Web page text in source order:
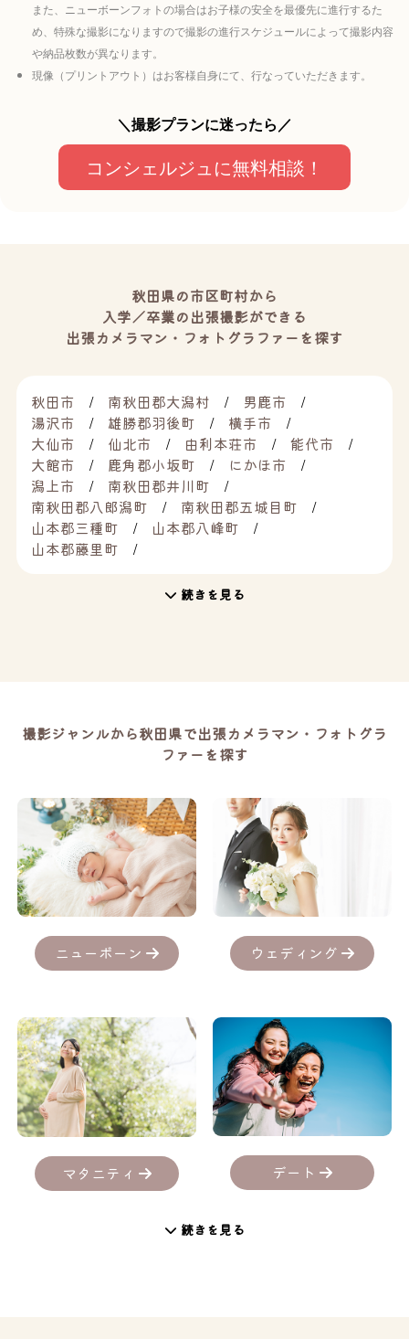
また、ニューボーンフォトの場合はお子様の安全を最優先に進行するた
め、特殊な撮影になりますので撮影の進行スケジュールによって撮影内容
や納品枚数が異なります。
現像（プリントアウト）はお客様自身にて、行なっていただきます。
＼撮影プランに迷ったら／
コンシェルジュに無料相談！
秋田県の市区町村から
入学／卒業の出張撮影ができる
出張カメラマン・フォトグラファーを探す
秋田市 南秋田郡大潟村
男鹿市
湯沢市
雄勝郡羽後町
横手市
大仙市
仙北市 由利本荘市
能代市
大館市
鹿角郡小坂町
にかほ市
潟上市
南秋田郡井川町
南秋田郡八郎潟町
南秋田郡五城目町
山本郡三種町
山本郡八峰町
山本郡藤里町
続きを見る
撮影ジャンルから秋田県で出張カメラマン・フォトグラ
ファーを探す
ニューボーン ウェディング
マタニティ デート
続きを見る